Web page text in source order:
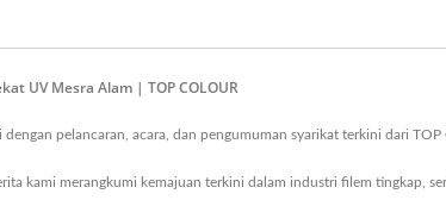
UV Mesra Alam | TOP COLOUR
dengan pelancaran, acara, dan pengumuman syarikat terkini dari
kami merangkumi kemajuan terkini dalam industri filem tingkap,